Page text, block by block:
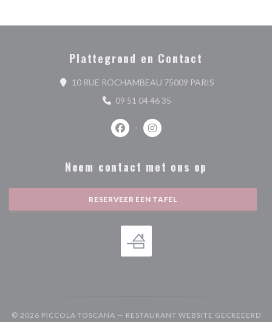
Plattegrond en Contact
10 RUE ROCHAMBEAU 75009 PARIS
09 51 04 46 35
Facebook ((opent in een nieuw
Instagram ((opent in een
Neem contact met ons op
RESERVEER EEN TAFEL
© 2026 PICCOLA TOSCANA — RESTAURANT WEBSITE GECREËERD